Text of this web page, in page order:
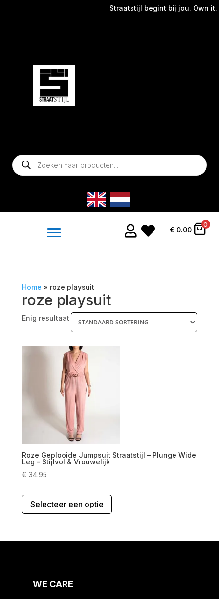
Straatstijl begint bij jou. Own it.
Producten
zoeken
  € 0.00
0
Home » roze playsuit
roze playsuit
Enig resultaat
Roze Geplooide Jumpsuit Straatstijl – Plunge Wide
Leg – Stijlvol & Vrouwelijk
€ 34.95
Selecteer een optie
heeft
WE CARE